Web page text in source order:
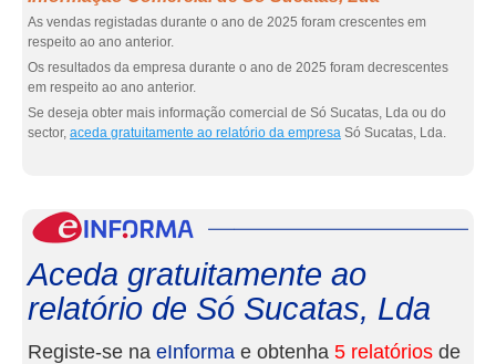
As vendas registadas durante o ano de 2025 foram crescentes em
respeito ao ano anterior.
Os resultados da empresa durante o ano de 2025 foram decrescentes
em respeito ao ano anterior.
Se deseja obter mais informação comercial de Só Sucatas, Lda ou do
sector, aceda gratuitamente ao relatório da empresa Só Sucatas, Lda.
Aceda gratuitamente ao
relatório de Só Sucatas, Lda
Registe-se na eInforma e obtenha 5 relatórios de